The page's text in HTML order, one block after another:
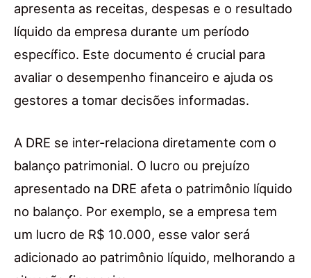
apresenta as receitas, despesas e o resultado
líquido da empresa durante um período
específico. Este documento é crucial para
avaliar o desempenho financeiro e ajuda os
gestores a tomar decisões informadas.
A DRE se inter-relaciona diretamente com o
balanço patrimonial. O lucro ou prejuízo
apresentado na DRE afeta o patrimônio líquido
no balanço. Por exemplo, se a empresa tem
um lucro de R$ 10.000, esse valor será
adicionado ao patrimônio líquido, melhorando a